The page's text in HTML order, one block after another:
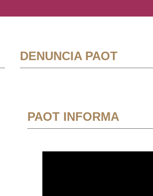
DENUNCIA PAOT
PAOT INFORMA